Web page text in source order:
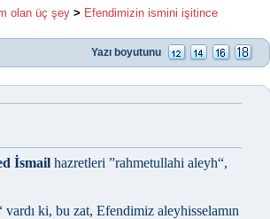
olan üç şey > Efendimizin ismini işitince
Yazı boyutunu
İsmail hazretleri ”rahmetullahi aleyh“,
vardı ki, bu zat, Efendimiz aleyhisselamın